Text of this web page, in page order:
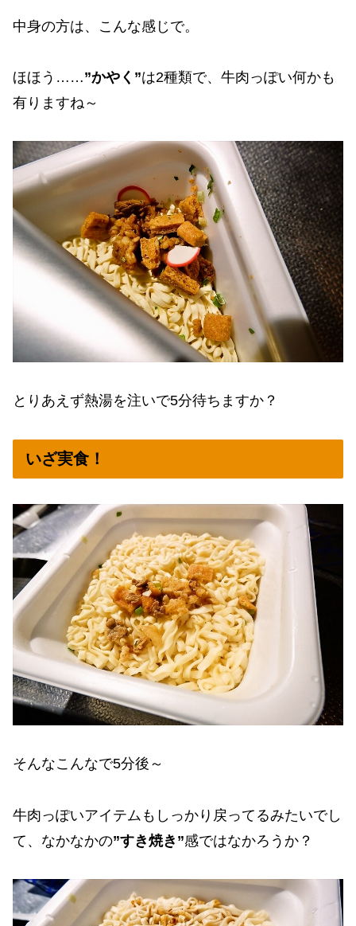
中身の方は、こんな感じで。
ほほう……”かやく”は2種類で、牛肉っぽい何かも
有りますね～
とりあえず熱湯を注いで5分待ちますか？
いざ実食！
そんなこんなで5分後～
牛肉っぽいアイテムもしっかり戻ってるみたいでし
て、なかなかの”すき焼き”感ではなかろうか？